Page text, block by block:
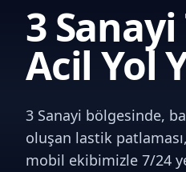
3
Acil Yol
3 Sanayi bölgesinde,
oluşan lastik
mobil ekibimizle 7/24